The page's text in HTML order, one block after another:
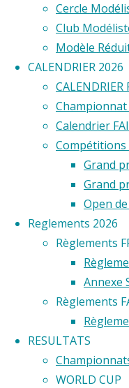
Cercle
Club
Modèle
CALENDRIER 2026
CALENDRIER
Championnat
Calendrier
Compétitions
Grand
Grand
Open
Reglements 2026
Règlements
Annexe
Règlements
RESULTATS
WORLD CUP